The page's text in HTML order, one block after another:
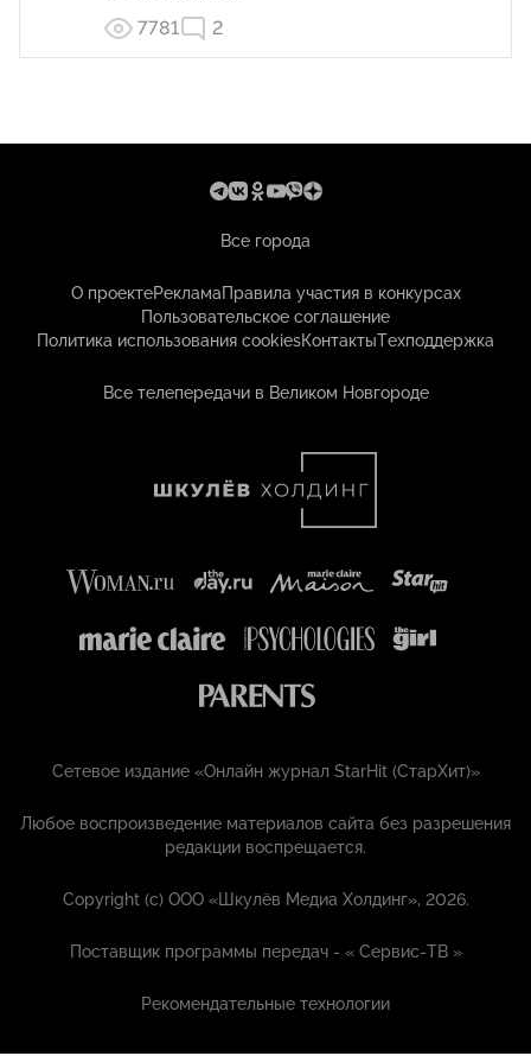
7781
2
Все города
О проектеРекламаПравила участия в конкурсах
Пользовательское соглашение
Политика использования cookiesКонтактыТехподдержка
Все телепередачи в Великом Новгороде
Сетевое издание «Онлайн журнал StarHit (СтарХит)»
Любое воспроизведение материалов сайта без разрешения
редакции воспрещается.
Copyright (с) ООО «Шкулёв Медиа Холдинг», 2026.
Поставщик программы передач - «Сервис-ТВ »
Рекомендательные технологии